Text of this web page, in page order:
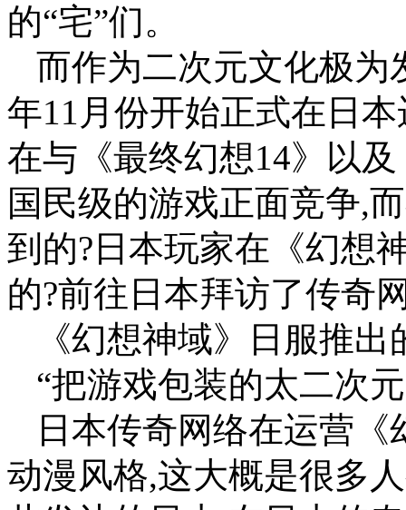
的“宅”们。
而作为二次元文化极为
年11月份开始正式在日
在与《最终幻想14》以
国民级的游戏正面竞争,
到的?日本玩家在《幻想
的?前往日本拜访了传奇
《幻想神域》日服推
“把游戏包装的太二次
日本传奇网络在运营
动漫风格,这大概是很多